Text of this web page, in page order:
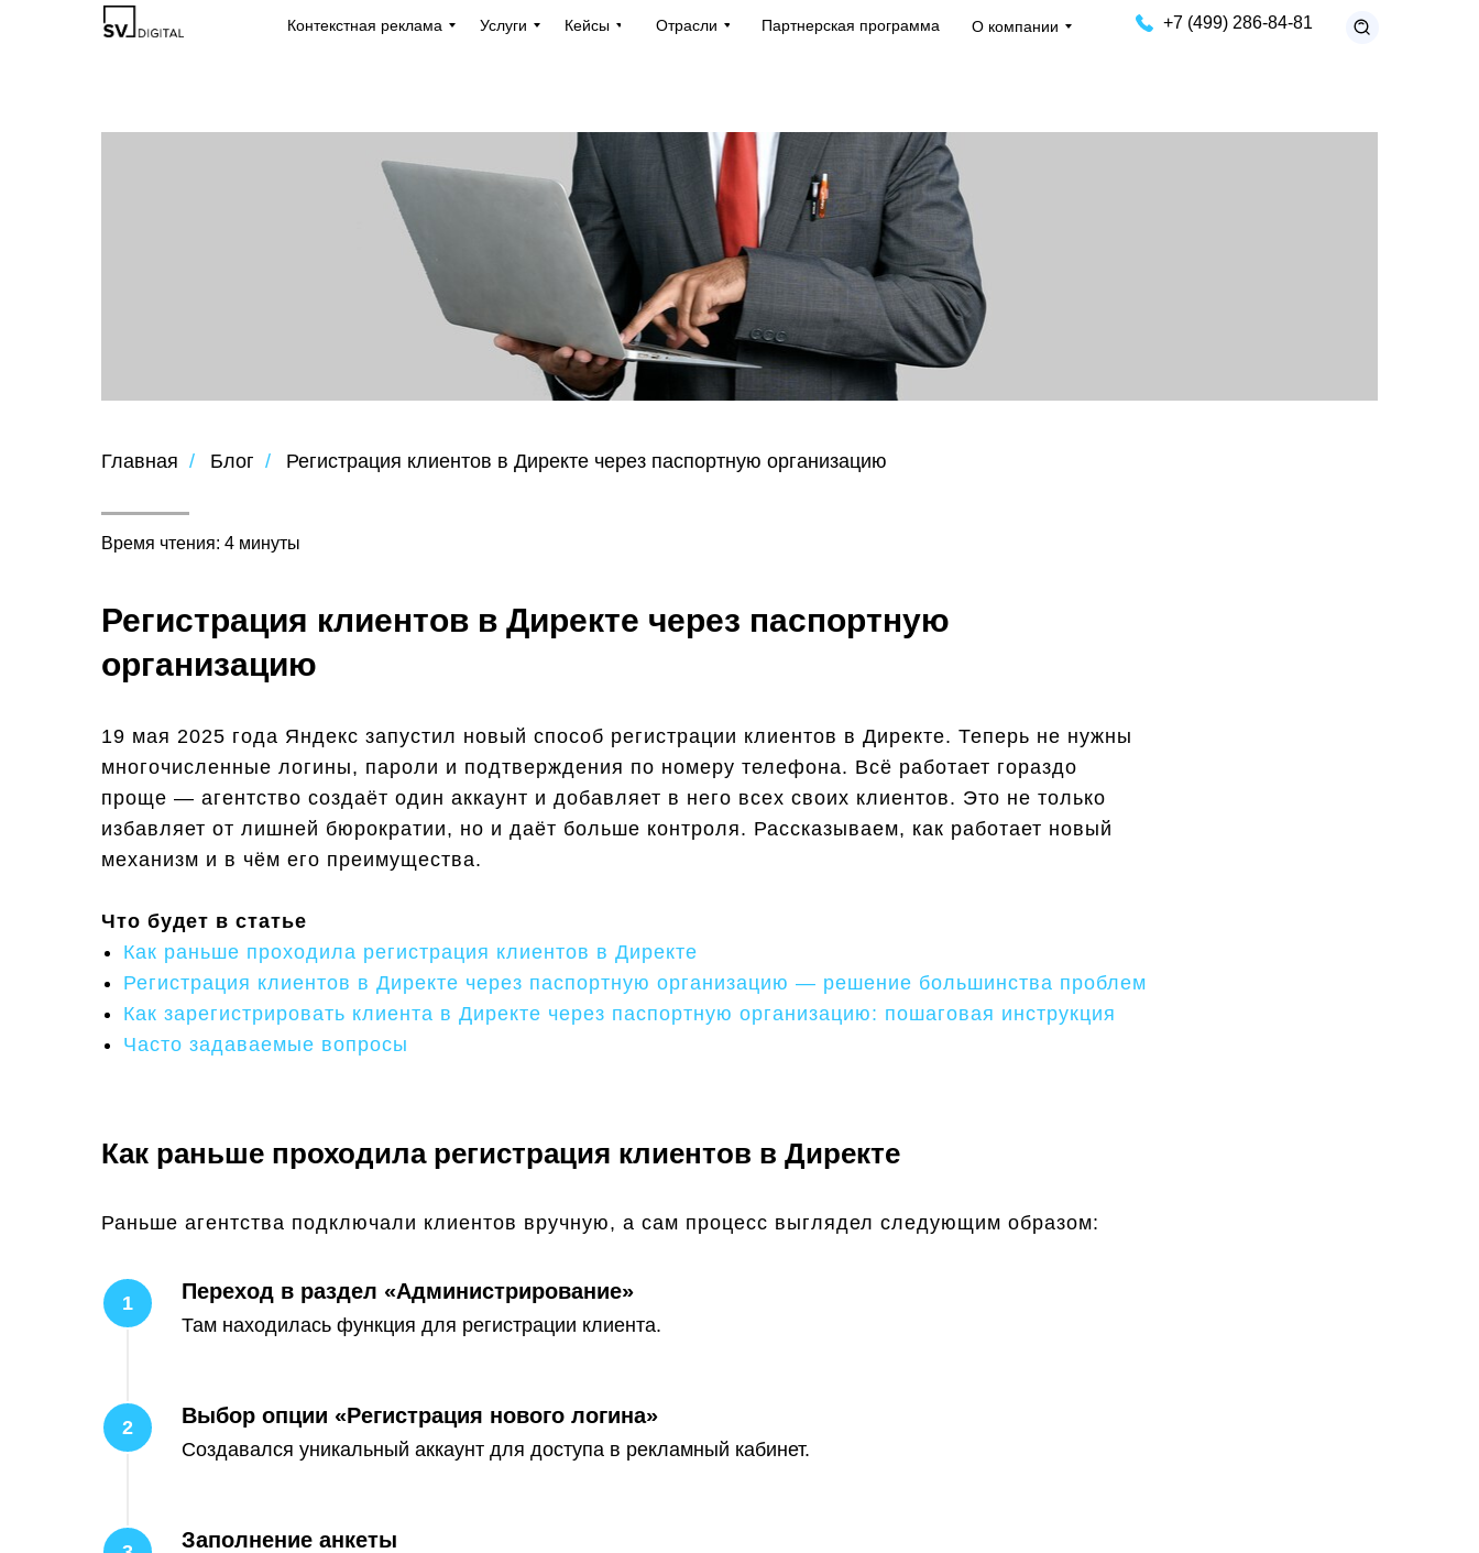
+7 (499) 286-84-81
Партнерская программа
Отрасли
Услуги Кейсы О компании
Контекстная реклама
Главная / Блог / Регистрация клиентов в Директе через паспортную организацию
Время чтения: 4 минуты
Регистрация клиентов в Директе через паспортную
организацию
19 мая 2025 года Яндекс запустил новый способ регистрации клиентов в Директе. Теперь не нужны
многочисленные логины, пароли и подтверждения по номеру телефона. Всё работает гораздо
проще — агентство создаёт один аккаунт и добавляет в него всех своих клиентов. Это не только
избавляет от лишней бюрократии, но и даёт больше контроля. Рассказываем, как работает новый
механизм и в чём его преимущества.
Что будет в статье
Как раньше проходила регистрация клиентов в Директе
Регистрация клиентов в Директе через паспортную организацию — решение большинства проблем
Как зарегистрировать клиента в Директе через паспортную организацию: пошаговая инструкция
Часто задаваемые вопросы
Как раньше проходила регистрация клиентов в Директе
Раньше агентства подключали клиентов вручную, а сам процесс выглядел следующим образом:
Переход в раздел «Администрирование»
Там находилась функция для регистрации клиента.
Выбор опции «Регистрация нового логина»
Создавался уникальный аккаунт для доступа в рекламный кабинет.
Заполнение анкеты